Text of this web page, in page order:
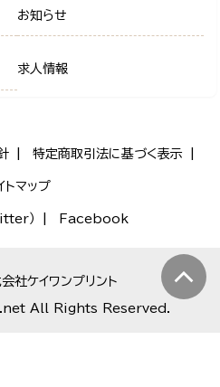
お知らせ
求人情報
特定商取引法に基づく表示
トマップ
） Facebook
社ケイワンプリント
All Rights Reserved.